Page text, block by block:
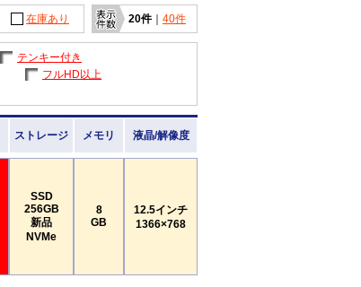
在庫あり 20件｜ 40件
テンキー付き
フルHD以上
ストレージ メモリ 液晶/解像度
SSD
256GB
新品
NVMe
8
GB
12.5インチ
1366×768